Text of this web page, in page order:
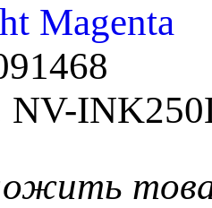
Magenta
NV-